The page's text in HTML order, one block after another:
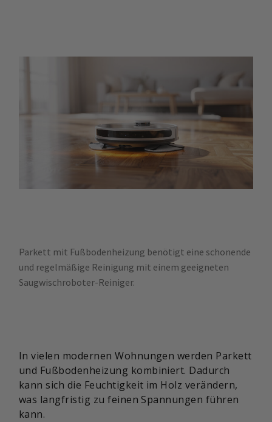
Parkett mit Fußbodenheizung benötigt eine schonende
und regelmäßige Reinigung mit einem geeigneten
Saugwischroboter-Reiniger.
In vielen modernen Wohnungen werden Parkett
und Fußbodenheizung kombiniert. Dadurch
kann sich die Feuchtigkeit im Holz verändern,
was langfristig zu feinen Spannungen führen
kann.